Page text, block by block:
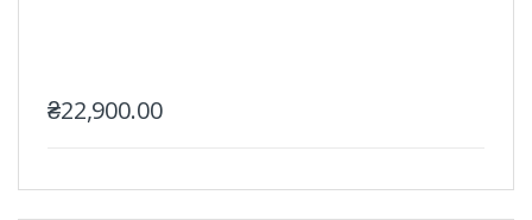
₴22,900.00